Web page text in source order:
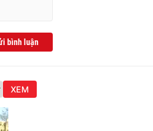
bình luận
XEM